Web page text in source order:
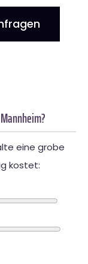
eine grobe
kostet: